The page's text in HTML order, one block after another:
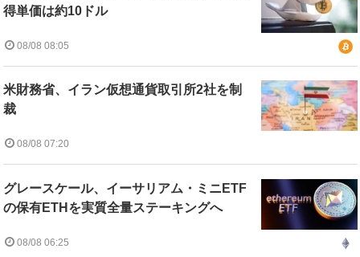
得単価は約10ドル
08/08 08:05
米財務省、イラン仮想通貨取引所2社を制
裁
08/08 07:20
グレースケール、イーサリアム・ミニETF
の保有ETHを実質全量ステーキングへ
08/08 06:25